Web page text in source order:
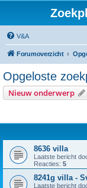
V&A
Forumoverzicht
Opgeloste
Nieuw onderwerp
8636 villa
Laatste bericht
Reacties: 5
8241g villa -
Laatste bericht